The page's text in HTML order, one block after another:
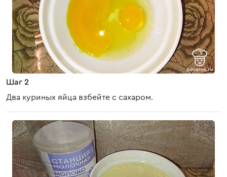
Шаг 2
Два куриных яйца взбейте с сахаром.